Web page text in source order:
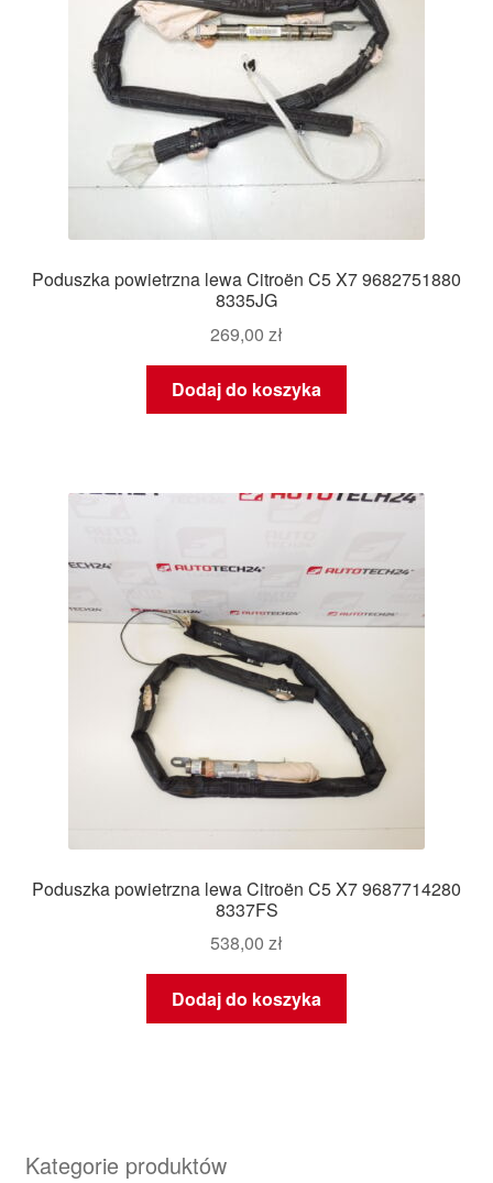
Poduszka powietrzna lewa Citroën C5 X7 9682751880
8335JG
269,00 zł
Dodaj do koszyka
Poduszka powietrzna lewa Citroën C5 X7 9687714280
8337FS
538,00 zł
Dodaj do koszyka
Kategorie produktów